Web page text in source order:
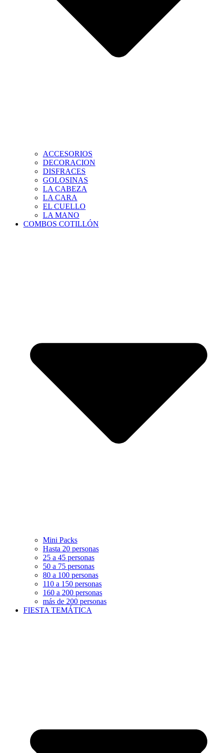
ACCESORIOS
DECORACION
DISFRACES
GOLOSINAS
LA CABEZA
LA CARA
EL CUELLO
LA MANO
COMBOS COTILLÓN
Mini Packs
Hasta 20 personas
25 a 45 personas
50 a 75 personas
80 a 100 personas
110 a 150 personas
160 a 200 personas
más de 200 personas
FIESTA TEMÁTICA